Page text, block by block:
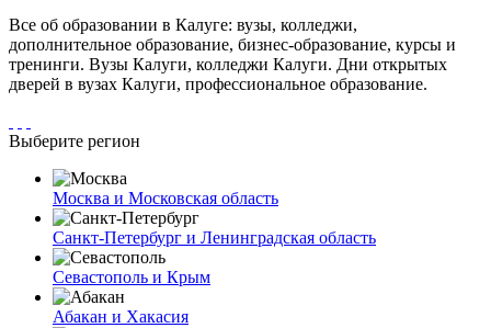
Все об образовании в Калуге: вузы, колледжи,
дополнительное образование, бизнес-образование, курсы и
тренинги. Вузы Калуги, колледжи Калуги. Дни открытых
дверей в вузах Калуги, профессиональное образование.
Выберите регион
Москва и Московская область
Санкт-Петербург и Ленинградская область
Севастополь и Крым
Абакан и Хакасия